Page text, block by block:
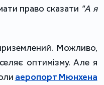
право сказати "А я
Можливо,
оптимізму. Але я
аеропорт Мюнхена